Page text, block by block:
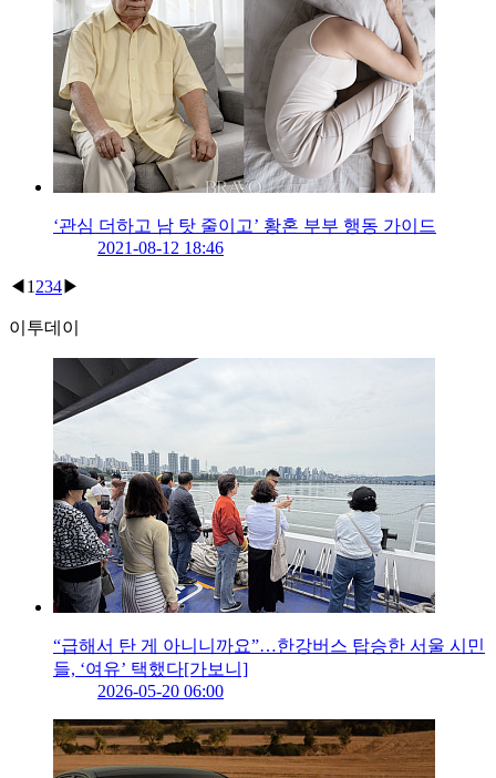
‘관심 더하고 남 탓 줄이고’ 황혼 부부 행동 가이드
2021-08-12 18:46
◀ 1 234▶
이투데이
“급해서 탄 게 아니니까요”…한강버스 탑승한 서울 시민
들, ‘여유’ 택했다[가보니]
2026-05-20 06:00